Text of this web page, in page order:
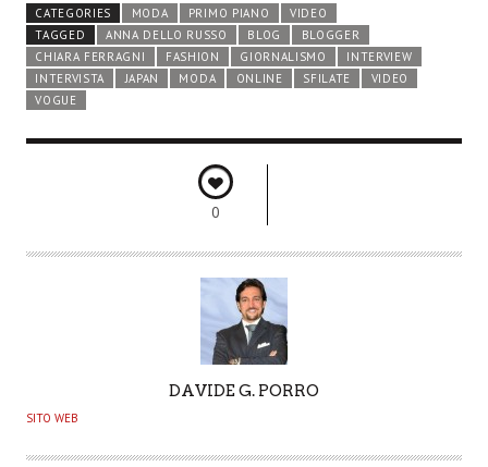
CATEGORIES MODA PRIMO PIANO
VIDEO
TAGGED
ANNA DELLO RUSSO BLOG
BLOGGER
CHIARA FERRAGNI
FASHION GIORNALISMO
INTERVIEW
INTERVISTA
JAPAN MODA ONLINE SFILATE
VIDEO
VOGUE
0
U
DAVIDE G. PORRO
SITO WEB